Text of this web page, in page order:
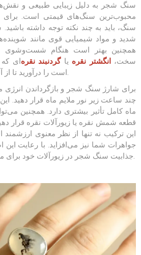
سنگ شجر به دلیل زیبایی طبیعی و
محبوب‌ترین سنگ‌های قیمتی است. برای
سنگ، باید به چند نکته توجه داشته
شدید و مواد شیمیایی قوی مانند
همچنین بهتر است هنگام شست‌وشوی
سخت،
انگشتر نقره یاگردنبند نقره‌ای
است را درآورید تا از آسیب‌دیدگی جلوگیری شود.
برای شارژ سنگ شجر و بازگرداندن
چند ساعت زیر نور ملایم ماه قرار دهید.
ماه کامل تأثیر بیشتری دارد. همچنین
قطعه شمش نقره یا زیورآلات نقره قرار
این ترکیب نه تنها از نظر معنوی
جواهرات شما نیز می‌افزاید. با رعایت این
جذابیت سنگ شجر در زیورآلات خود برای مدت طولانی بهره‌مند شوید.